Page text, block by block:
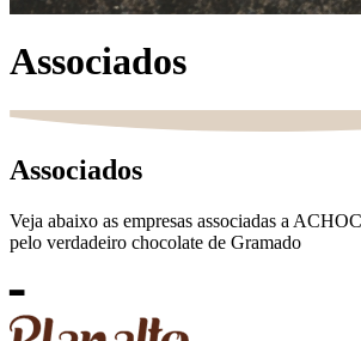
Associados
Associados
Veja abaixo as empresas associadas a
pelo verdadeiro chocolate de Gramado